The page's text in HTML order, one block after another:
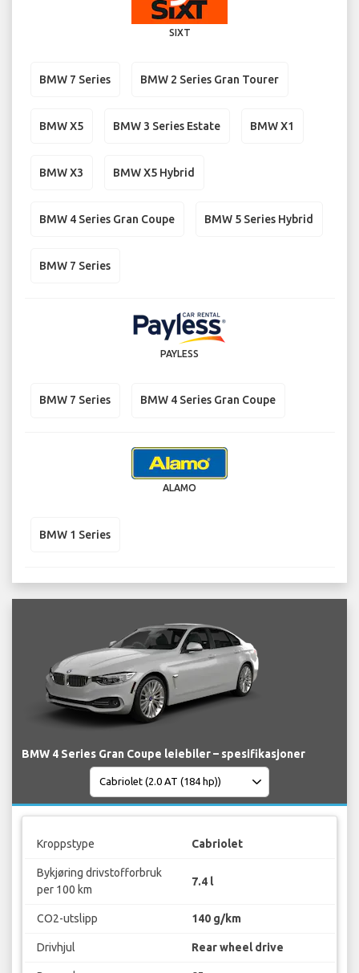
SIXT
BMW 7 Series BMW 2 Series Gran Tourer
BMW X5 BMW 3 Series Estate BMW X1
BMW X3 BMW X5 Hybrid
BMW 4 Series Gran Coupe BMW 5 Series Hybrid
BMW 7 Series
PAYLESS
BMW 7 Series BMW 4 Series Gran Coupe
ALAMO
BMW 1 Series
BMW 4 Series Gran Coupe leiebiler – spesifikasjoner
Kroppstype Cabriolet
Bykjøring drivstofforbruk
per 100 km
7.4 l
CO2-utslipp 140 g/km
Drivhjul Rear wheel drive